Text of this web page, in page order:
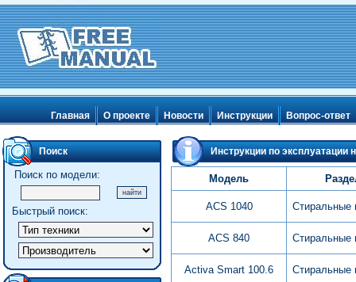
Главная О проекте Новости Инструкции Вопрос-ответ
Поиск
Поиск по модели:
Быстрый поиск:
Инструкции по эксплуатации
Модель
ACS 1040
ACS 840
Activa Smart 100.6